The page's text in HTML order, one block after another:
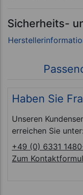
Sicherheits-
Haben Sie
Unseren
erreichen Sie unter:
+49 (0) 6331
Zum